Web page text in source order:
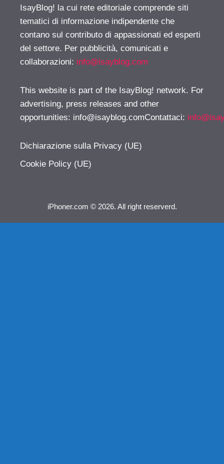
IsayBlog! la cui rete editoriale comprende siti
tematici di informazione indipendente che
contano sul contributo di appassionati ed esperti
del settore. Per pubblicità, comunicati e
collaborazioni: info@isayblog.com
This website is part of the IsayBlog! network. For
advertising, press releases and other
opportunities: info@isayblog.comContattaci:
Dichiarazione sulla Privacy (UE)
Cookie Policy (UE)
iPhoner.com © 2026. All right reserverd.